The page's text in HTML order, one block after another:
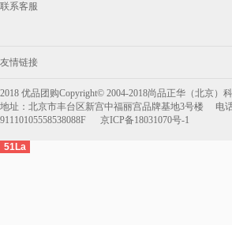
联系客服
友情链接
2018 优品团购Copyright© 2004-2018尚品正华（北京）
地址：北京市丰台区新宫中福丽宫品牌基地3号楼 电
91110105558538088F 京ICP备18031070号-1
51La